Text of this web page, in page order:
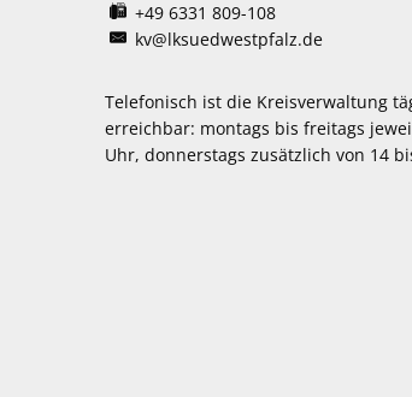
+49 6331 809-108
kv@lksuedwestpfalz.de
Telefonisch ist die Kreisverwaltung
erreichbar: montags bis freitags
Uhr, donnerstags zusätzlich von 14